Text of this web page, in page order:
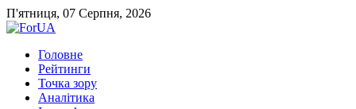
П'ятниця, 07 Серпня, 2026
Головне
Рейтинги
Точка зору
Аналітика